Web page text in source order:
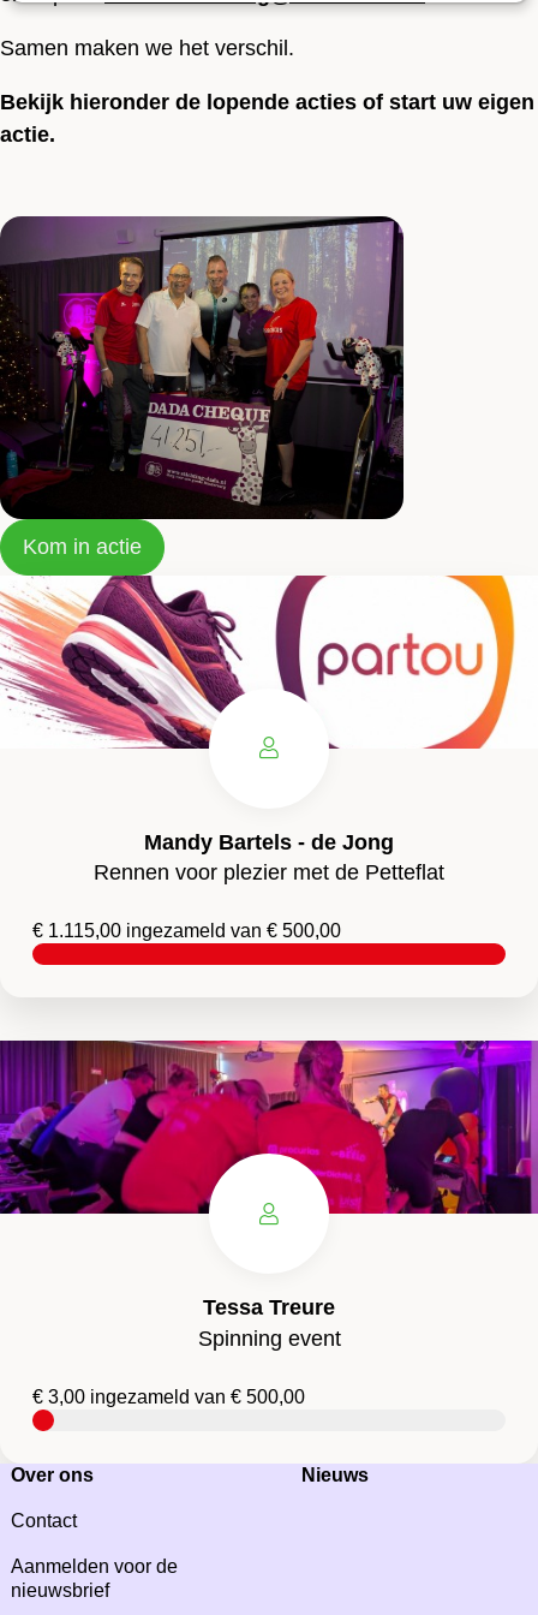
Samen maken we het verschil.
Bekijk hieronder de lopende acties of start uw eigen
actie.
Kom in actie
Mandy Bartels - de Jong
Rennen voor plezier met de Petteflat
€ 1.115,00 ingezameld van € 500,00
actie
Tessa Treure
Spinning event
€ 3,00 ingezameld van € 500,00
over
actie
Over ons
Contact
Aanmelden voor de
nieuwsbrief
Nieuws